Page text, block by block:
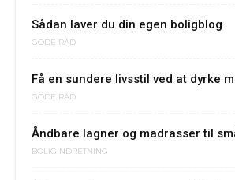
Sådan laver du din egen boligblog
GODE RÅD
Få en sundere livsstil ved at dyrke
GODE RÅD
Åndbare lagner og madrasser til
BOLIGINDRETNING